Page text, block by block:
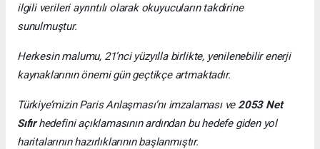
ilgili verileri ayrıntılı olarak okuyucuların takdirine
sunulmuştur.
Herkesin malumu, 21’nci yüzyılla birlikte, yenilenebilir enerji
kaynaklarının önemi gün geçtikçe artmaktadır.
Türkiye’mizin Paris Anlaşması’nı imzalaması ve2053 Net
Sıfırhedefini açıklamasının ardından bu hedefe giden yol
haritalarının hazırlıklarının başlanmıştır.